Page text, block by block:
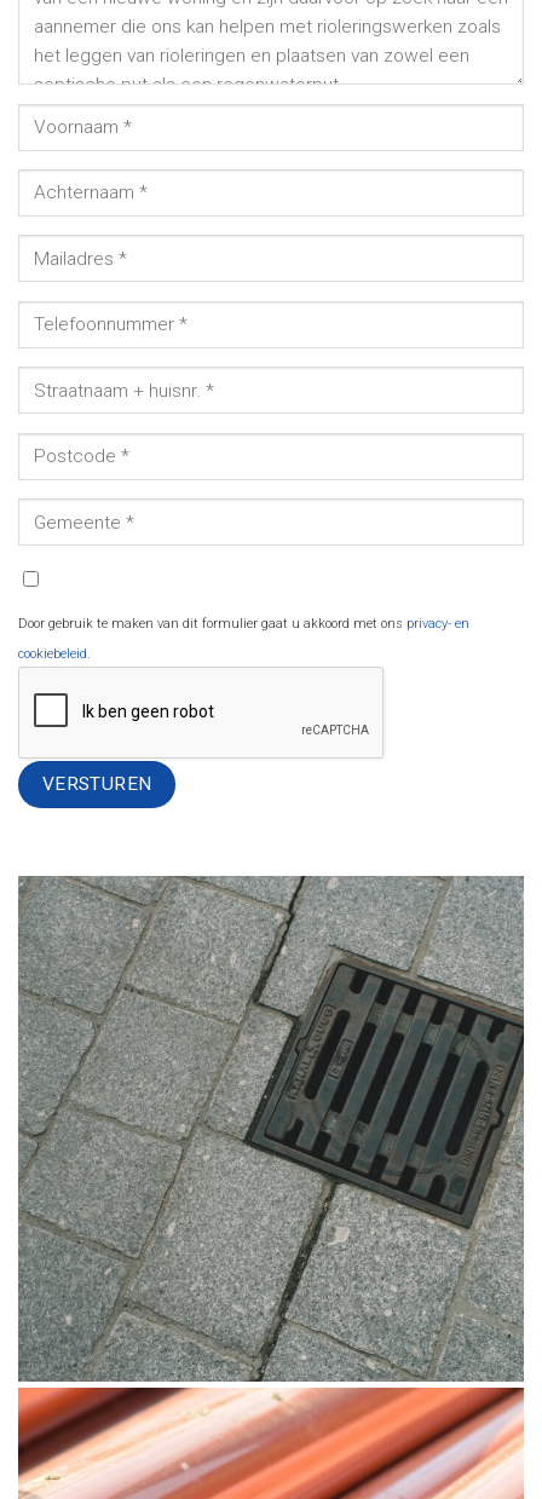
Door gebruik te maken van dit formulier gaat u akkoord met ons privacy- en
cookiebeleid